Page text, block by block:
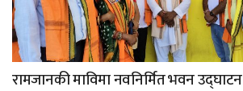
रामजानकी माविमा नवनिर्मित भवन उद्घाटन